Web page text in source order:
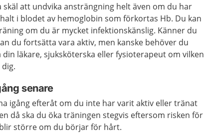
att undvika ansträngning helt även om du har
i blodet av hemoglobin som förkortas Hb. Du kan
om du är mycket infektionskänslig. Känner du
du fortsätta vara aktiv, men kanske behöver du
läkare, sjuksköterska eller fysioterapeut om vilken
senare
igång efteråt om du inte har varit aktiv eller tränat
då ska du öka träningen stegvis eftersom risken för
större om du börjar för hårt.